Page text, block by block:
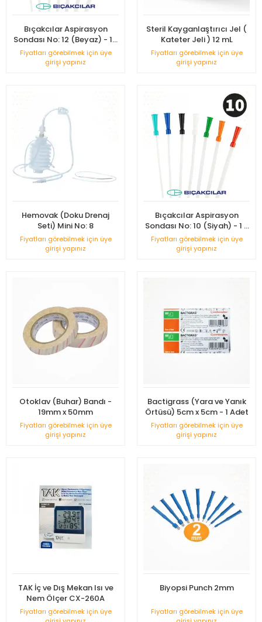
Bıçakcılar Aspirasyon
Sondası No: 12 (Beyaz) - 1 -
Adet
Fiyatları görebilmek için üye
girişi yapınız
Steril Kayganlaştırıcı Jel (
Kateter Jeli ) 12 mL
Fiyatları görebilmek için üye
girişi yapınız
Hemovak (Doku Drenaj
Seti) Mini No: 8
Fiyatları görebilmek için üye
girişi yapınız
Bıçakcılar Aspirasyon
Sondası No: 10 (Siyah) - 1 -
Adet
Fiyatları görebilmek için üye
girişi yapınız
Otoklav (Buhar) Bandı -
19mm x 50mm
Fiyatları görebilmek için üye
girişi yapınız
Bactigrass (Yara ve Yanık
Örtüsü) 5cm x 5cm - 1 Adet
Fiyatları görebilmek için üye
girişi yapınız
TAK İç ve Dış Mekan Isı ve
Nem Ölçer CX-260A
Fiyatları görebilmek için üye
Biyopsi Punch 2mm
Fiyatları görebilmek için üye